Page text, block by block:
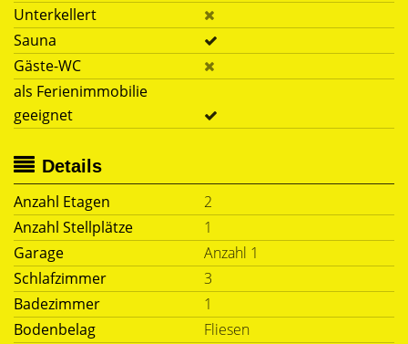
Unterkellert
Sauna
Gäste-WC
als Ferienimmobilie
geeignet
Details
Anzahl Etagen
2
Anzahl Stellplätze
1
Garage
Anzahl 1
Schlafzimmer
3
Badezimmer
1
Bodenbelag
Fliesen